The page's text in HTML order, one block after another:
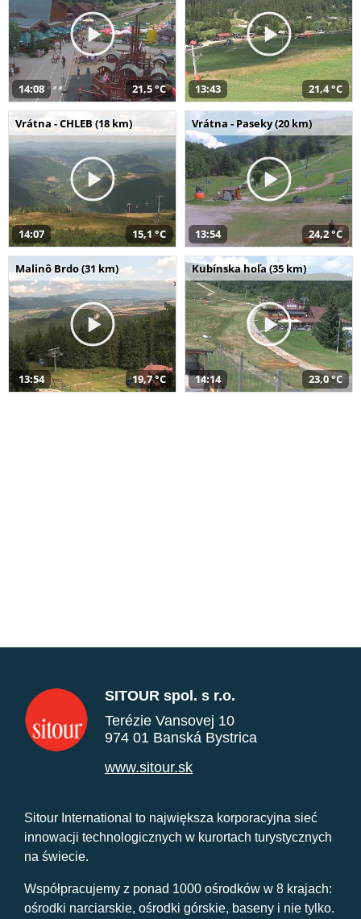
14:08 21,5 °C 13:43 21,4 °C
Vrátna - CHLEB (18 km)
14:07 15,1 °C
Vrátna - Paseky (20 km)
13:54 24,2 °C
Malinô Brdo (31 km)
13:54 19,7 °C
Kubínska hoľa (35 km)
14:14 23,0 °C
SITOUR spol. s r.o.
Terézie Vansovej 10
974 01 Banská Bystrica
www.sitour.sk
Sitour International to największa korporacyjna sieć
innowacji technologicznych w kurortach turystycznych
na świecie.
Współpracujemy z ponad 1000 ośrodków w 8 krajach:
ośrodki narciarskie, ośrodki górskie, baseny i nie tylko.